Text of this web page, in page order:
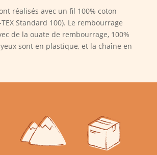
réalisés avec un fil 100% coton
Standard 100). Le rembourrage
de la ouate de rembourrage, 100%
sont en plastique, et la chaîne en